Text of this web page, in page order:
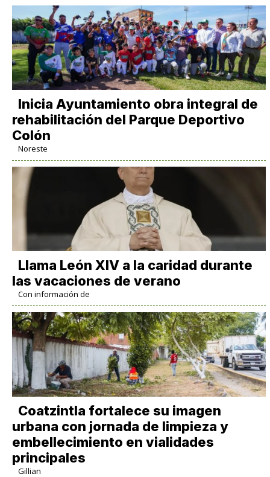
Inicia Ayuntamiento obra integral de
rehabilitación del Parque Deportivo
Colón
Noreste
Llama León XIV a la caridad durante
las vacaciones de verano
Con información de
Coatzintla fortalece su imagen
urbana con jornada de limpieza y
embellecimiento en vialidades
principales
Gillian